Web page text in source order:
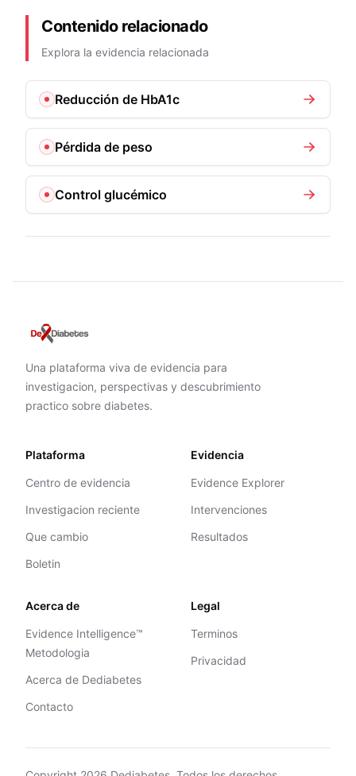
Contenido relacionado
Explora la evidencia relacionada
Reducción de HbA1c
Pérdida de peso
Control glucémico
Una plataforma viva de evidencia para
investigacion, perspectivas y descubrimiento
practico sobre diabetes.
Plataforma
Centro de evidencia
Investigacion reciente
Que cambio
Boletin
Evidencia
Evidence Explorer
Intervenciones
Resultados
Acerca de
Evidence Intelligence™
Metodologia
Acerca de Dediabetes
Contacto
Legal
Terminos
Privacidad